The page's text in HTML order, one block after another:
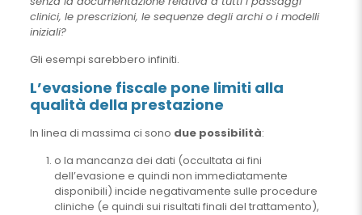
clinici, le prescrizioni, le sequenze degli archi o i modelli
iniziali?
Gli esempi sarebbero infiniti.
L’evasione fiscale pone limiti alla
qualità della prestazione
In linea di massima ci sono due possibilità:
o la mancanza dei dati (occultata ai fini
dell’evasione e quindi non immediatamente
disponibili) incide negativamente sulle procedure
cliniche (e quindi sui risultati finali del trattamento),